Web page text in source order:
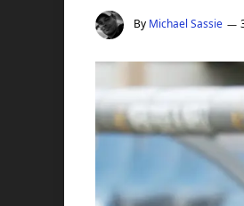
By Michael Sassie